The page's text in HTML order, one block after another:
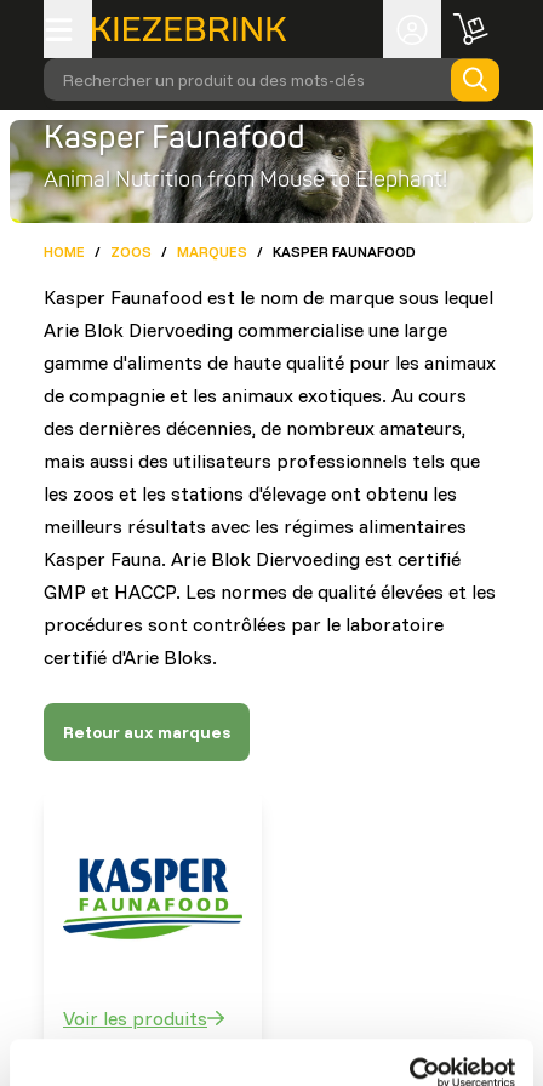
Rechercher un produit ou des mots-clés
Kasper Faunafood
Animal Nutrition from Mouse to Elephant!
HOME / ZOOS / MARQUES / KASPER FAUNAFOOD
Kasper Faunafood est le nom de marque sous lequel
Arie Blok Diervoeding commercialise une large
gamme d'aliments de haute qualité pour les animaux
de compagnie et les animaux exotiques. Au cours
des dernières décennies, de nombreux amateurs,
mais aussi des utilisateurs professionnels tels que
les zoos et les stations d'élevage ont obtenu les
meilleurs résultats avec les régimes alimentaires
Kasper Fauna. Arie Blok Diervoeding est certifié
GMP et HACCP. Les normes de qualité élevées et les
procédures sont contrôlées par le laboratoire
certifié d'Arie Bloks.
Retour aux marques
Voir les produits